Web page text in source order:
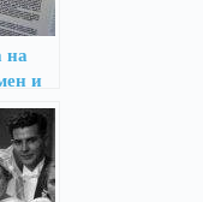
на
и
г.